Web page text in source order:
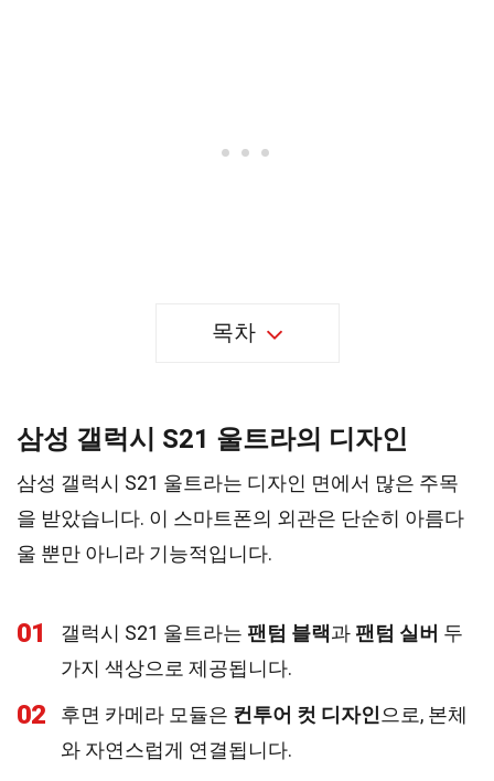
목차
삼성 갤럭시 S21 울트라의 디자인
삼성 갤럭시 S21 울트라는 디자인 면에서 많은 주목
을 받았습니다. 이 스마트폰의 외관은 단순히 아름다
울 뿐만 아니라 기능적입니다.
01 갤럭시 S21 울트라는 팬텀 블랙과 팬텀 실버 두
가지 색상으로 제공됩니다.
02 후면 카메라 모듈은 컨투어 컷 디자인 으로, 본체
와 자연스럽게 연결됩니다.